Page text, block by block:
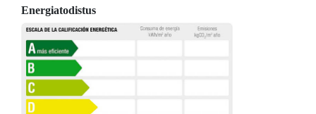
Energiatodistus